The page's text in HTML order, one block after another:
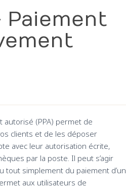
Paiement
autorisé (PPA) permet de
clients et de les déposer
avec leur autorisation écrite,
par la poste. Il peut s’agir
tout simplement du paiement d’un
aux utilisateurs de